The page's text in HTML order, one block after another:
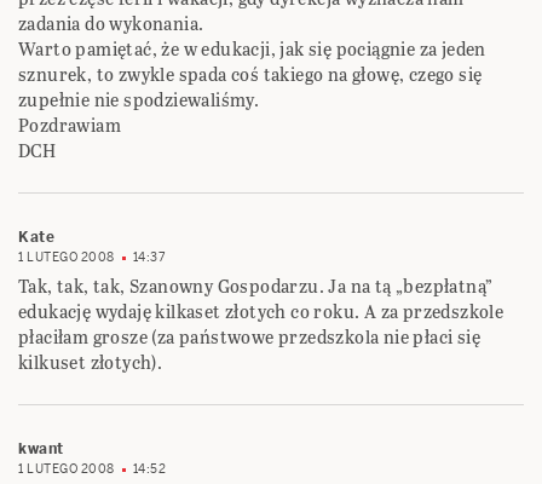
zadania do wykonania.
Warto pamiętać, że w edukacji, jak się pociągnie za jeden
sznurek, to zwykle spada coś takiego na głowę, czego się
zupełnie nie spodziewaliśmy.
Pozdrawiam
DCH
Kate
1 LUTEGO 2008 14:37
Tak, tak, tak, Szanowny Gospodarzu. Ja na tą „bezpłatną”
edukację wydaję kilkaset złotych co roku. A za przedszkole
płaciłam grosze (za państwowe przedszkola nie płaci się
kilkuset złotych).
kwant
1 LUTEGO 2008 14:52